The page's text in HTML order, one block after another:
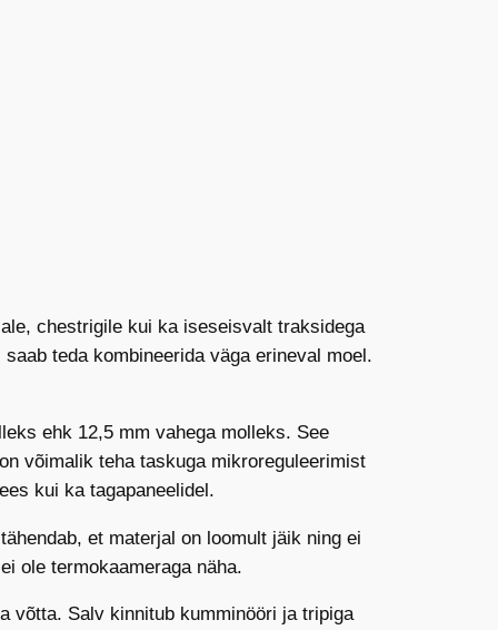
chestrigile kui ka iseseisvalt traksidega
teda kombineerida väga erineval moel.
ehk 12,5 mm vahega molleks. See
võimalik teha taskuga mikroreguleerimist
kui ka tagapaneelidel.
et materjal on loomult jäik ning ei
ole termokaameraga näha.
võtta. Salv kinnitub kumminööri ja tripiga